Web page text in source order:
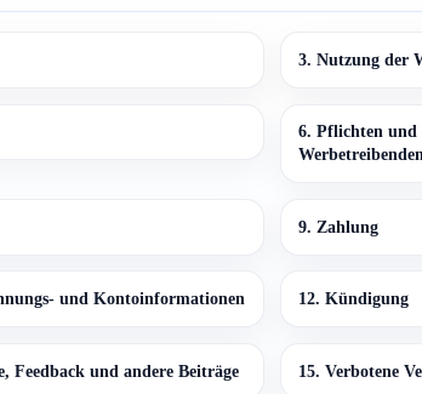
3. Nutzung der
6. Pflichten
9. Zahlung
und Kontoinformationen 12. Kündigung
Feedback und andere Beiträge 15. Verbotene